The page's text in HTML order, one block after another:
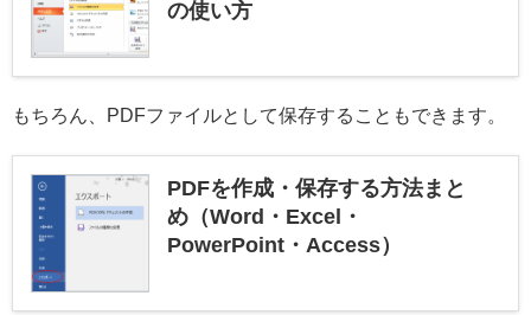
の使い方
もちろん、PDFファイルとして保存することもできます。
PDFを作成・保存する方法まと
め（Word・Excel・
PowerPoint・Access）